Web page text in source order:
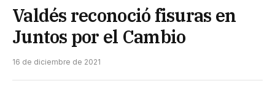
Valdés reconoció fisuras en
Juntos por el Cambio
16 de diciembre de 2021